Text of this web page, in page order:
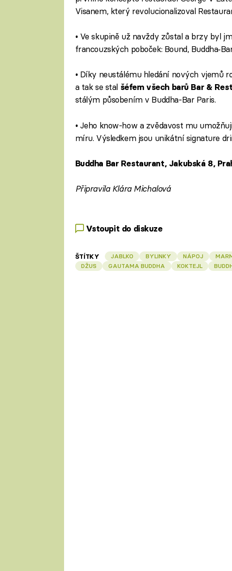
Visanem, který revolucionalizoval
• Ve skupině už navždy zůstal a brzy byl
francouzských poboček: Bound,
• Díky neustálému hledání nových vjemů
a tak se stal šéfem všech barů Bar &
stálým působením v Buddha-Bar Paris.
• Jeho know-how a zvědavost mu
míru. Výsledkem jsou unikátní signature
Buddha Bar Restaurant, Jakubská 8,
Připravila Klára Michalová
Vstoupit do diskuze
ŠTÍTKY JABLKO BYLINKY NÁPOJ
DŽUS
GAUTAMA BUDDHA KOKTEJL